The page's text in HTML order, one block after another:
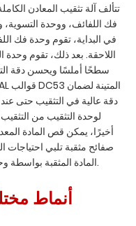
تتألف آلة تثقيب المعادن
فك اللفائف، ووحدة
في البداية، تقوم وحدة فك
اللاحقة. بعد ذلك، تقوم وحدة
سطحًا أملسًا ويحسن دقة
دقة عالية في التثقيب حتى
لوحدة التثقيب من
أخيرًا، يمكن قص المادة
صفائح مثقبة تلبي احتياجات
المادة المثقبة بواسطة وحدة إعادة اللف للمعالجة والتخزين اللاحقين.
3. أنماط